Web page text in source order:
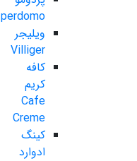
perdomo
ویلیجر
Villiger
کافه
کریم
Cafe
Creme
کینگ
ادوارد